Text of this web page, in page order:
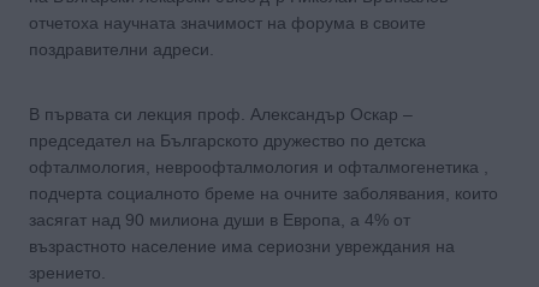
отчетоха научната значимост на форума в своите
поздравителни адреси.
В първата си лекция проф. Александър Оскар –
председател на Българското дружество по детска
офталмология, невроофталмология и офталмогенетика ,
подчерта социалното бреме на очните заболявания, които
засягат над 90 милиона души в Европа, а 4% от
възрастното население има сериозни увреждания на
зрението.